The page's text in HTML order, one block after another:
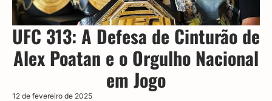
UFC 313: A Defesa de Cinturão de
Alex Poatan e o Orgulho Nacional
em Jogo
12 de fevereiro de 2025